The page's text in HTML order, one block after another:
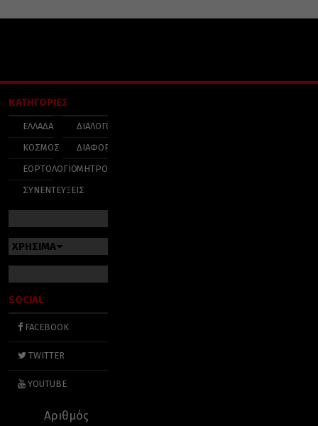
ΚΑΤΗΓΟΡΙΕΣ
ΕΛΛΑΔΑ
ΚΟΣΜΟΣ
ΕΟΡΤΟΛΟΓΙΟ
ΣΥΝΕΝΤΕΥΞΕΙΣ
ΔΙΑΛΟΓΟΣ
ΔΙΑΦΟΡΑ
ΜΗΤΡΟΠΟΛΕΙΣ
ΧΡΗΣΙΜΑ
SOCIAL
FACEBOOK
TWITTER
YOUTUBE
Αριθμός